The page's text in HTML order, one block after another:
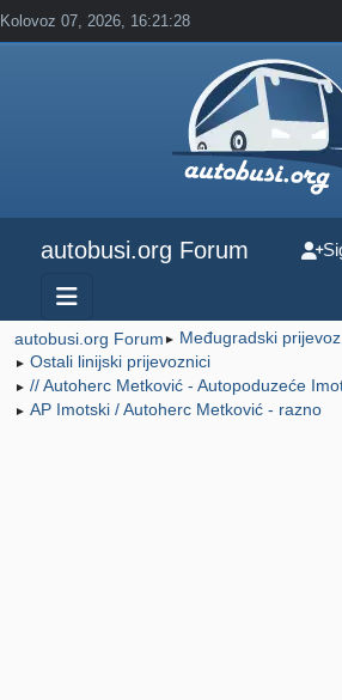
Kolovoz 07, 2026, 16:21:28
autobusi.org Forum
autobusi.org Forum ► Međugradski prijevoz
► Ostali linijski prijevoznici
► // Autoherc Metković - Autopoduzeće
► AP Imotski / Autoherc Metković - razno